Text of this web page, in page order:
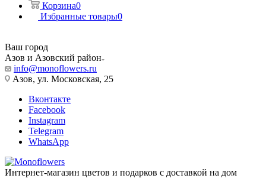
Корзина0
Избранные товары0
Ваш город
Азов и Азовский район
info@monoflowers.ru
Азов, ул. Московская, 25
Вконтакте
Facebook
Instagram
Telegram
WhatsApp
Интернет-магазин цветов и подарков с доставкой на дом